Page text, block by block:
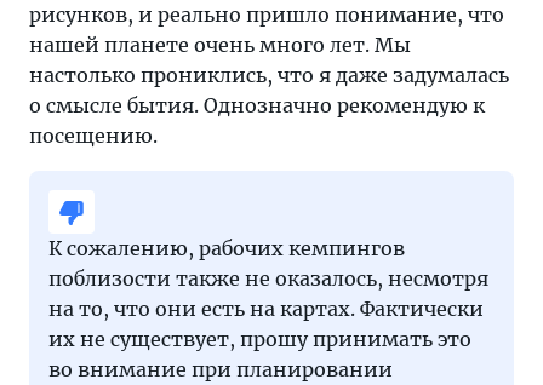
рисунков, и реально пришло понимание, что
нашей планете очень много лет. Мы
настолько прониклись, что я даже задумалась
о смысле бытия. Однозначно рекомендую к
посещению.
К сожалению, рабочих кемпингов
поблизости также не оказалось, несмотря
на то, что они есть на картах. Фактически
их не существует, прошу принимать это
во внимание при планировании